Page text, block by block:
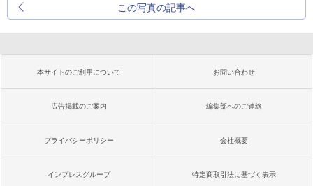
この写真の記事へ
本サイトのご利用について お問い合わせ
広告掲載のご案内 編集部へのご連絡
プライバシーポリシー 会社概要
インプレスグループ 特定商取引法に基づく表示